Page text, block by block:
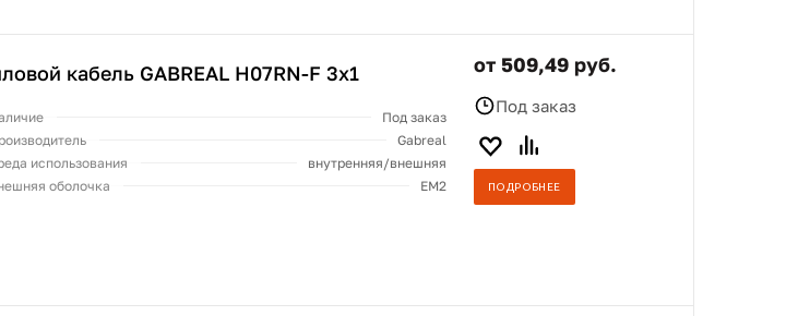
кабель GABREAL H07RN-F 3x1
Под заказ
Gabreal
использования
внутренняя/внешняя
оболочка
ЕМ2
от 509,49 руб.
Под заказ
ПОДРОБНЕЕ